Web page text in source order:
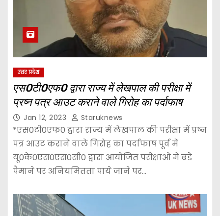
उत्तर प्रदेश
एस0टी0एफ0 द्वारा राज्य में लेखपाल की परीक्षा में
प्रष्न पत्र आउट कराने वाले गिरोह का पर्दाफाष
Jan 12, 2023 Staruknews
*एस0टी0एफ0 द्वारा राज्य में लेखपाल की परीक्षा में प्रष्न
पत्र आउट कराने वाले गिरोह का पर्दाफाष पूर्व में
यू0के0एस0एस0सी0 द्वारा आयोजित परीक्षाओ में बडे
पैमाने पर अनियमितता पाये जाने पर…